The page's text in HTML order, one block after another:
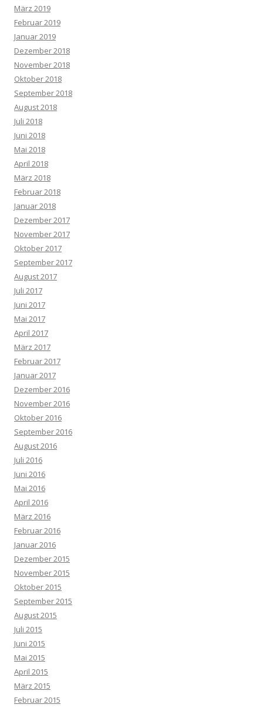
März 2019
Februar 2019
Januar 2019
Dezember 2018
November 2018
Oktober 2018
September 2018
August 2018
Juli 2018
Juni 2018
Mai 2018
April 2018
März 2018
Februar 2018
Januar 2018
Dezember 2017
November 2017
Oktober 2017
September 2017
August 2017
Juli 2017
Juni 2017
Mai 2017
April 2017
März 2017
Februar 2017
Januar 2017
Dezember 2016
November 2016
Oktober 2016
September 2016
August 2016
Juli 2016
Juni 2016
Mai 2016
April 2016
März 2016
Februar 2016
Januar 2016
Dezember 2015
November 2015
Oktober 2015
September 2015
August 2015
Juli 2015
Juni 2015
Mai 2015
April 2015
März 2015
Februar 2015